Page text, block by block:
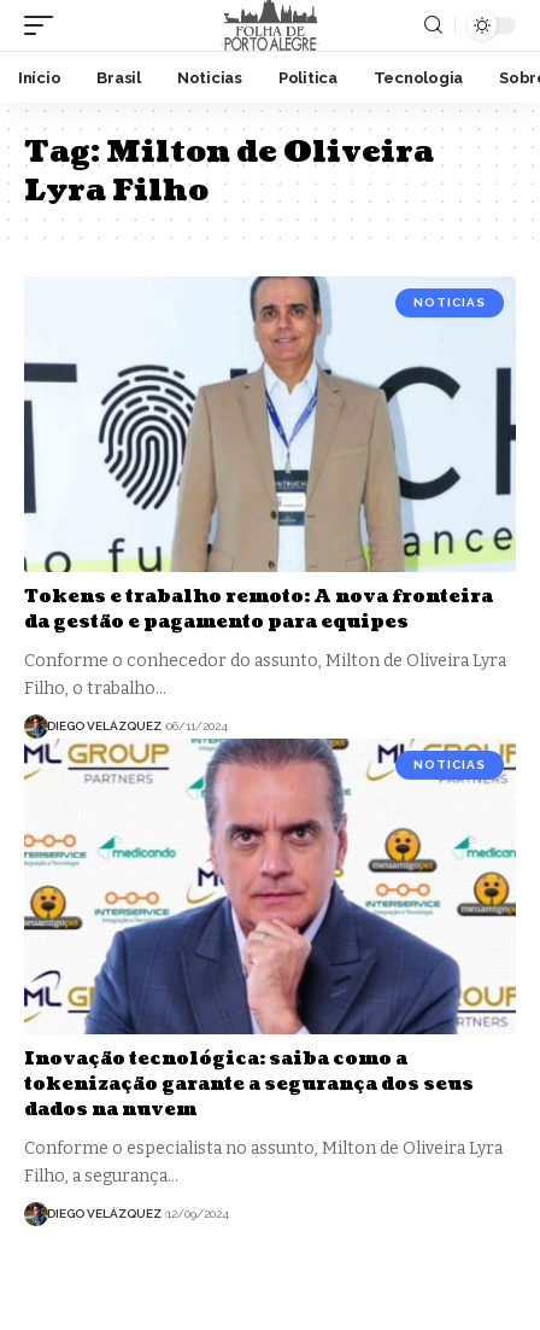
Início Brasil Noticias Politica Tecnologia
Tag:Milton de Oliveira
Lyra Filho
NOTICIAS
Tokens e trabalho remoto: A nova fronteira
da gestão e pagamento para equipes
Conforme o conhecedor do assunto, Milton de Oliveira Lyra
Filho, o trabalho…
DIEGO VELÁZQUEZ 06/11/2024
NOTICIAS
Inovação tecnológica: saiba como a
tokenização garante a segurança dos seus
dados na nuvem
Conforme o especialista no assunto, Milton de Oliveira Lyra
Filho, a segurança…
DIEGO VELÁZQUEZ 12/09/2024